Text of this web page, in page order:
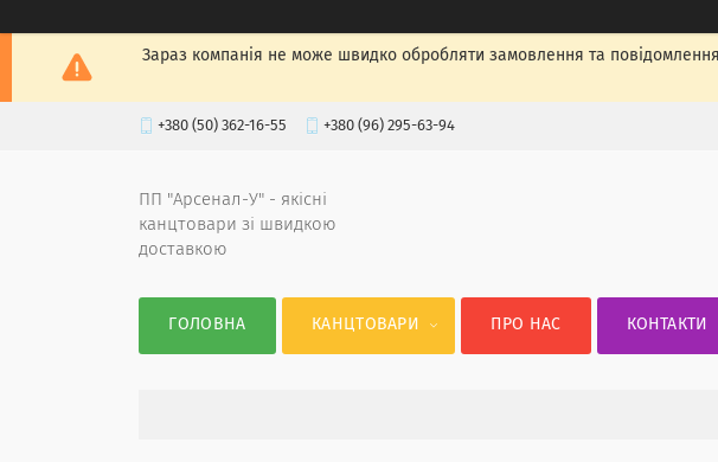
Зараз компанія не може швидко обробляти замовлення та
+380 (50) 362-16-55 +380 (96) 295-63-94
ПП "Арсенал-У" - якісні
канцтовари зі швидкою
доставкою
ГОЛОВНА КАНЦТОВАРИ ПРО НАС КОНТАКТИ